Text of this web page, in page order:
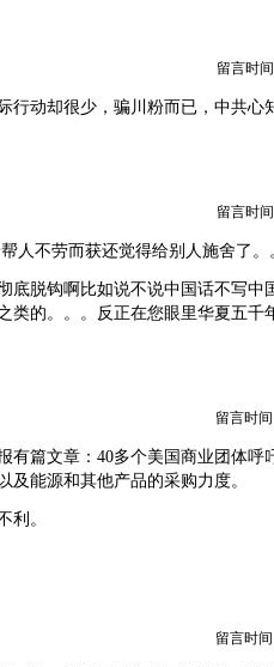
留言时
行动却很少，骗川粉而已，中共心
留言时
人不劳而获还觉得给别人施舍了。
底脱钩啊比如说不说中国话不写中
类的。。。反正在您眼里华夏五千
留言时间
有篇文章：40多个美国商业团体呼
及能源和其他产品的采购力度。
利。
留言时间